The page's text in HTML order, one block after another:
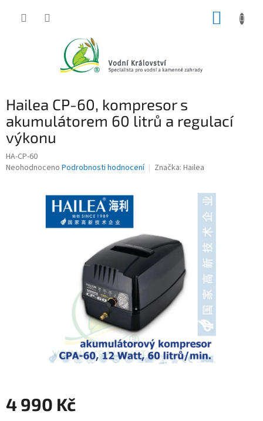
Hailea CP-60, kompresor s
akumulátorem 60 litrů a regulací
výkonu
HA-CP-60
Průměrné
Neohodnoceno Podrobnosti hodnocení Značka: Hailea
4 990 Kč